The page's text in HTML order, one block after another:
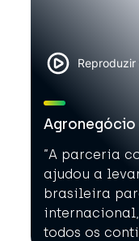
Reproduzir
”A parceria
ajudou a
brasileira
todos os